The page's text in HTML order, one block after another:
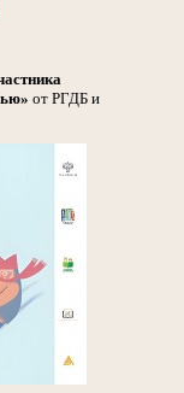
от РГДБ и